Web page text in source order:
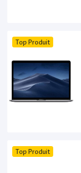
Top Produit
Top Produit